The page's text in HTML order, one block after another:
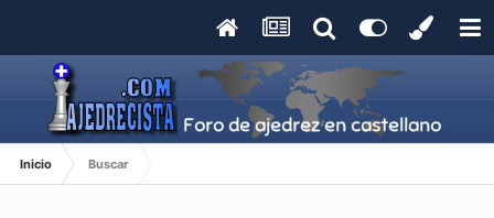
Inicio Buscar